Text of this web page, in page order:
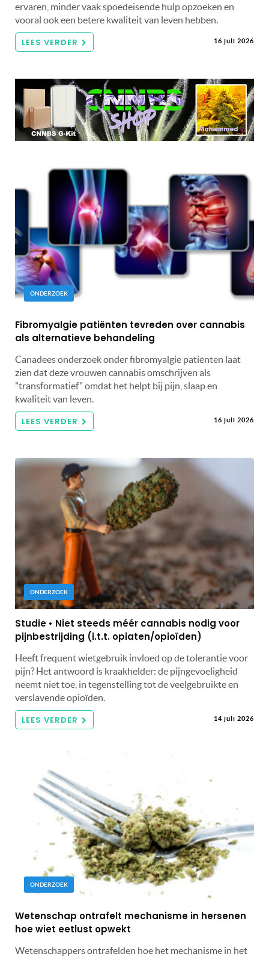
ervaren, minder vaak spoedeisende hulp opzoeken en
vooral ook een betere kwaliteit van leven hebben.
LEES VERDER 16 juli 2026
ONDERZOEK
Fibromyalgie patiënten tevreden over cannabis
als alternatieve behandeling
Canadees onderzoek onder fibromyalgie patiënten laat
zien dat deze vrouwen cannabis omschrijven als
"transformatief" omdat het helpt bij pijn, slaap en
kwaliteit van leven.
LEES VERDER 16 juli 2026
ONDERZOEK
Studie • Niet steeds méér cannabis nodig voor
pijnbestrijding (i.t.t. opiaten/opioïden)
Heeft frequent wietgebruik invloed op de tolerantie voor
pijn? Het antwoord is kraakhelder: de pijngevoeligheid
neemt niet toe, in tegenstelling tot de veelgebruikte en
verslavende opioïden.
LEES VERDER 14 juli 2026
ONDERZOEK
Wetenschap ontrafelt mechanisme in hersenen
hoe wiet eetlust opwekt
Wetenschappers ontrafelden hoe het mechanisme in het